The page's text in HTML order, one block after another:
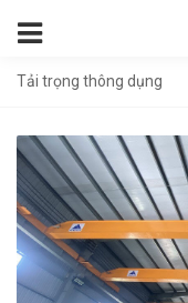
Tải trọng thông dụng